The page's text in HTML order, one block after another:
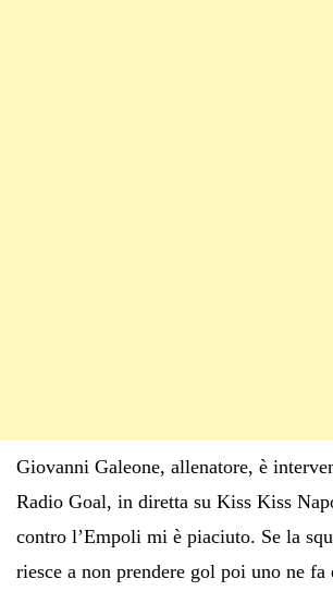
Giovanni Galeone, allenatore, è
Radio Goal, in diretta su Kiss Kiss
contro l’Empoli mi è piaciuto. Se la
riesce a non prendere gol poi uno ne fa